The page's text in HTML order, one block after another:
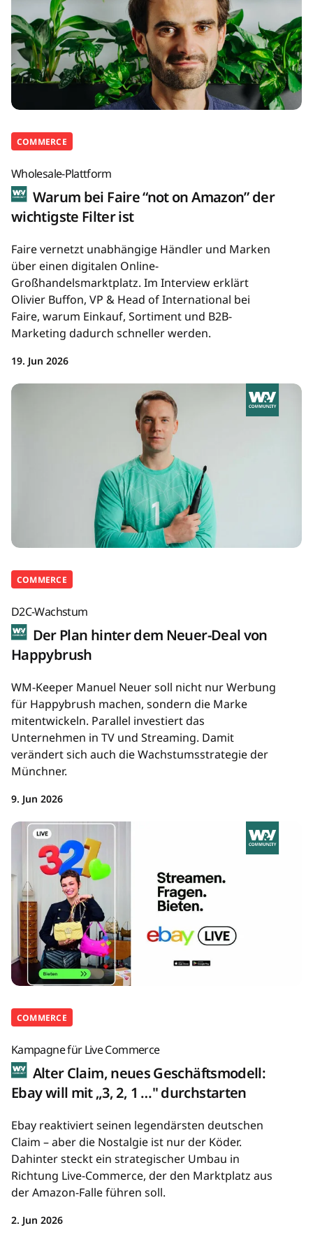
COMMERCE
Wholesale-Plattform
Warum bei Faire “not on Amazon” der
wichtigste Filter ist
Faire vernetzt unabhängige Händler und Marken
über einen digitalen Online-
Großhandelsmarktplatz. Im Interview erklärt
Olivier Buffon, VP & Head of International bei
Faire, warum Einkauf, Sortiment und B2B-
Marketing dadurch schneller werden.
19. Jun 2026
COMMERCE
D2C-Wachstum
Der Plan hinter dem Neuer-Deal von
Happybrush
WM-Keeper Manuel Neuer soll nicht nur Werbung
für Happybrush machen, sondern die Marke
mitentwickeln. Parallel investiert das
Unternehmen in TV und Streaming. Damit
verändert sich auch die Wachstumsstrategie der
Münchner.
9. Jun 2026
COMMERCE
Kampagne für Live Commerce
Alter Claim, neues Geschäftsmodell:
Ebay will mit „3, 2, 1 …" durchstarten
Ebay reaktiviert seinen legendärsten deutschen
Claim – aber die Nostalgie ist nur der Köder.
Dahinter steckt ein strategischer Umbau in
Richtung Live-Commerce, der den Marktplatz aus
der Amazon-Falle führen soll.
2. Jun 2026